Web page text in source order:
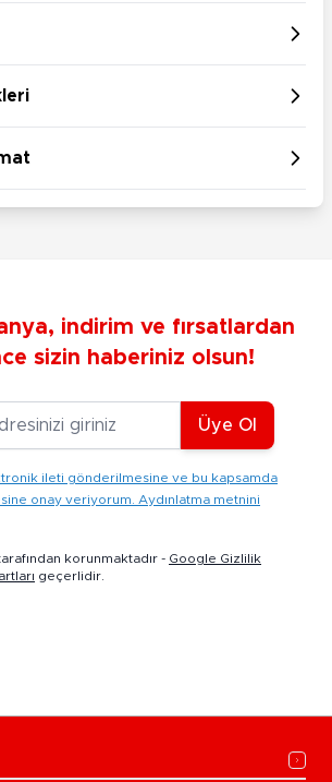
indirim ve fırsatlardan
sizin haberiniz olsun!
E-posta Adresiniz
Üye Ol
ileti gönderilmesine ve bu kapsamda
onay veriyorum. Aydınlatma metnini
korunmaktadır - Google Gizlilik
geçerlidir.